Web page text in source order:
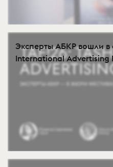
Эксперты АБКР вошли в
International Advertising